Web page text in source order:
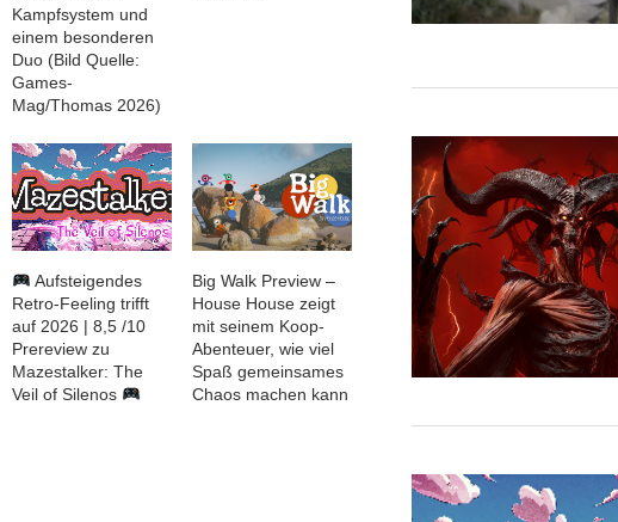
Kampfsystem und
einem besonderen
Duo (Bild Quelle:
Games-
Mag/Thomas 2026)
Aufsteigendes
Retro-Feeling trifft
auf 2026 | 8,5 /10
Prereview zu
Mazestalker: The
Veil of Silenos
Big Walk Preview –
House House zeigt
mit seinem Koop-
Abenteuer, wie viel
Spaß gemeinsames
Chaos machen kann